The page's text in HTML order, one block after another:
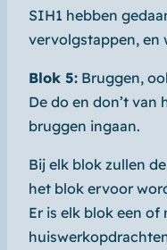
SIH1 hebben
vervolgstappen, en
Blok 5: Bruggen,
De do en don’t van
bruggen ingaan.
Bij elk blok zullen
het blok ervoor
Er is elk blok een of